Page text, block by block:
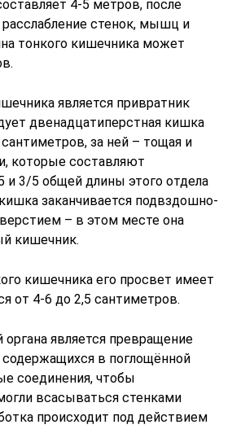
4-5 метров, после
стенок, мышц и
тонкого кишечника может
является привратник
двенадцатиперстная кишка
за ней – тощая и
которые составляют
и 3/5 общей длины этого отдела
заканчивается подвздошно-
– в этом месте она
кишечник.
кишечника его просвет имеет
от 4-6 до 2,5 сантиметров.
является превращение
в поглощённой
соединения, чтобы
всасываться стенками
происходит под действием